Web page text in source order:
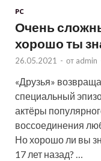
PC
Очень
хорошо ты
26.05.2021 - от admin
«Друзья»
специальный
актёры
воссоединения
Но хорошо ли вы
17 лет назад? …